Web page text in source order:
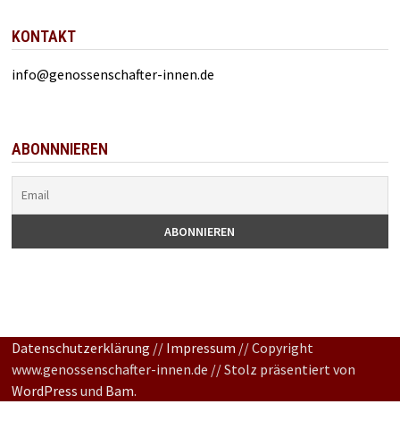
KONTAKT
info@genossenschafter-innen.de
ABONNNIEREN
Datenschutzerklärung // Impressum // Copyright
www.genossenschafter-innen.de // Stolz präsentiert von
WordPress und Bam.